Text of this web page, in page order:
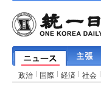
政治 国際 経済 社会